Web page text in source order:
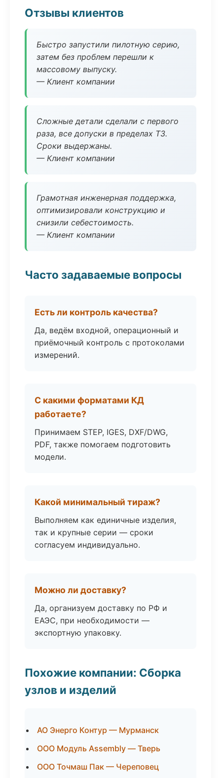
Отзывы клиентов
Быстро запустили пилотную серию,
затем без проблем перешли к
массовому выпуску.
— Клиент компании
Сложные детали сделали с первого
раза, все допуски в пределах ТЗ.
Сроки выдержаны.
— Клиент компании
Грамотная инженерная поддержка,
оптимизировали конструкцию и
снизили себестоимость.
— Клиент компании
Часто задаваемые вопросы
Есть ли контроль качества?
Да, ведём входной, операционный и
приёмочный контроль с протоколами
измерений.
С какими форматами КД
работаете?
Принимаем STEP, IGES, DXF/DWG,
PDF, также помогаем подготовить
модели.
Какой минимальный тираж?
Выполняем как единичные изделия,
так и крупные серии — сроки
согласуем индивидуально.
Можно ли доставку?
Да, организуем доставку по РФ и
ЕАЭС, при необходимости —
экспортную упаковку.
Похожие компании: Сборка
узлов и изделий
АО Энерго Контур — Мурманск
ООО Модуль Assembly — Тверь
ООО Точмаш Пак — Череповец